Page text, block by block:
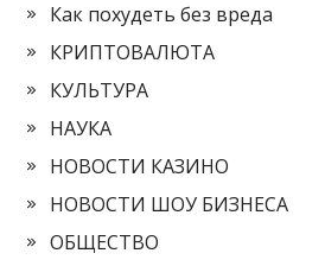
Как похудеть без вреда
КРИПТОВАЛЮТА
КУЛЬТУРА
НАУКА
НОВОСТИ КАЗИНО
НОВОСТИ ШОУ БИЗНЕСА
ОБЩЕСТВО